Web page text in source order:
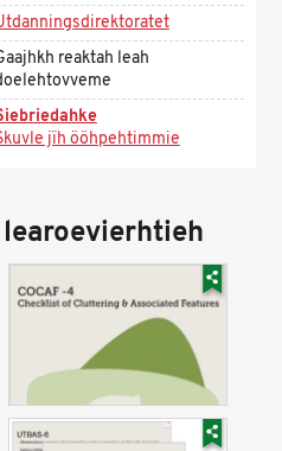
reaktah leah
jïh ööhpehtimmie